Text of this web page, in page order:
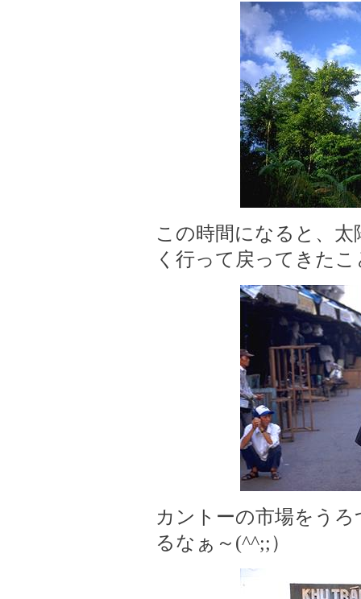
この時間になると、
く行って戻ってきた
カントーの市場をう
るなぁ～(^^;;）